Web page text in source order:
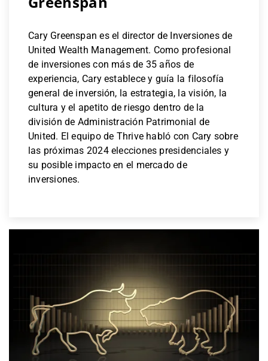
Cary Greenspan es el director de Inversiones de
United Wealth Management. Como profesional
de inversiones con más de 35 años de
experiencia, Cary establece y guía la filosofía
general de inversión, la estrategia, la visión, la
cultura y el apetito de riesgo dentro de la
división de Administración Patrimonial de
United. El equipo de Thrive habló con Cary sobre
las próximas 2024 elecciones presidenciales y
su posible impacto en el mercado de
inversiones.